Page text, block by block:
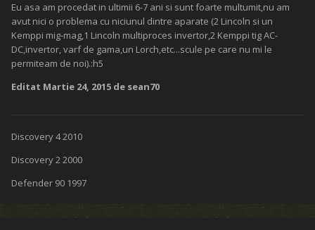
Eu asa am procedat in ultimii 6-7 ani si sunt foarte multumit,nu am
avut nici o problema cu niciunul dintre aparate (2 Lincoln si un
Kemppi mig-mag,1 Lincoln multiproces invertor,2 Kemppi tig AC-
DC,invertor, varf de gama,un Lorch,etc...scule pe care nu mi le
permiteam de noi).:h5
Editat Martie 24, 2015 de sean70
Discovery 4 2010
Discovery 2 2000
Defender 90 1997